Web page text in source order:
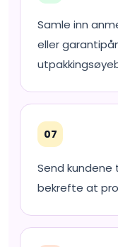
Samle inn
eller
07
Send kundene
bekrefte at